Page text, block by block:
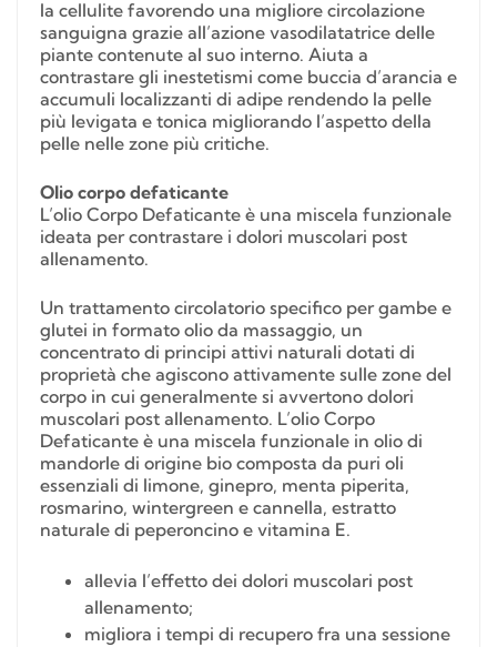
la cellulite favorendo una migliore circolazione
sanguigna grazie all’azione vasodilatatrice delle
piante contenute al suo interno. Aiuta a
contrastare gli inestetismi come buccia d’arancia e
accumuli localizzanti di adipe rendendo la pelle
più levigata e tonica migliorando l’aspetto della
pelle nelle zone più critiche.
Olio corpo defaticante
L’olio Corpo Defaticante è una miscela funzionale
ideata per contrastare i dolori muscolari post
allenamento.
Un trattamento circolatorio specifico per gambe e
glutei in formato olio da massaggio, un
concentrato di principi attivi naturali dotati di
proprietà che agiscono attivamente sulle zone del
corpo in cui generalmente si avvertono dolori
muscolari post allenamento. L’olio Corpo
Defaticante è una miscela funzionale in olio di
mandorle di origine bio composta da puri oli
essenziali di limone, ginepro, menta piperita,
rosmarino, wintergreen e cannella, estratto
naturale di peperoncino e vitamina E.
allevia l’effetto dei dolori muscolari post
allenamento;
migliora i tempi di recupero fra una sessione